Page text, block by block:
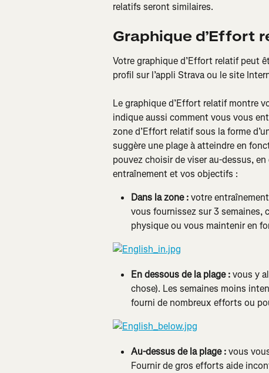
relatifs seront similaires.
Graphique d’Effort
Votre graphique d’Effort relatif peut
profil sur l’appli Strava ou le site
Le graphique d’Effort relatif montre
indique aussi comment vous vous
zone d’Effort relatif sous la forme
suggère une plage à atteindre en
pouvez choisir de viser au-dessus,
entraînement et vos objectifs :
Dans la zone : votre
vous fournissez sur 3 semaines,
physique ou vous maintenir en
En dessous de la plage : vous y
chose). Les semaines moins
fourni de nombreux efforts ou
Au-dessus de la plage : vous
Fournir de gros efforts aide